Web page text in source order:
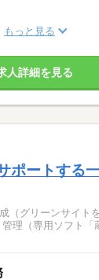
もっと見る
人詳細を見る
ポートする
（グリーンサイト
理（専用ソフト「